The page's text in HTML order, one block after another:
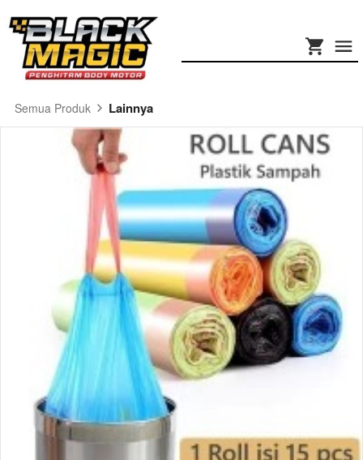
Semua Produk Lainnya